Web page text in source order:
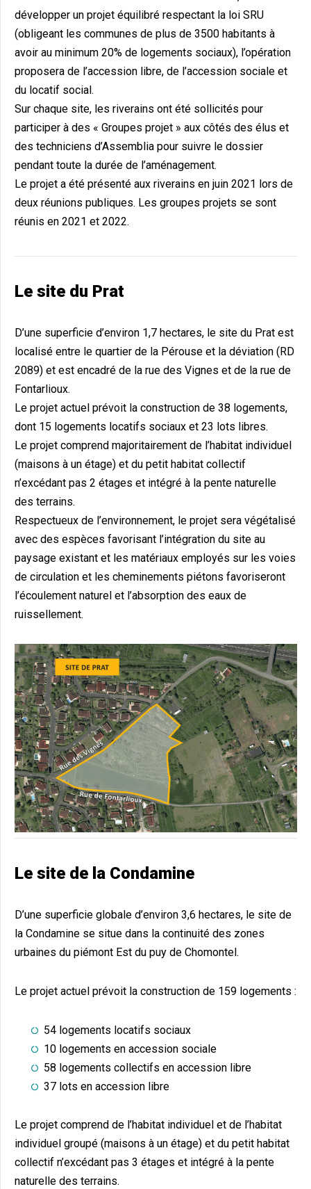
développer un projet équilibré respectant la loi SRU
(obligeant les communes de plus de 3500 habitants à
avoir au minimum 20% de logements sociaux), l’opération
proposera de l’accession libre, de l’accession sociale et
du locatif social.
Sur chaque site, les riverains ont été sollicités pour
participer à des « Groupes projet » aux côtés des élus et
des techniciens d’Assemblia pour suivre le dossier
pendant toute la durée de l’aménagement.
Le projet a été présenté aux riverains en juin 2021 lors de
deux réunions publiques. Les groupes projets se sont
réunis en 2021 et 2022.
Le site du Prat
D’une superficie d’environ 1,7 hectares, le site du Prat est
localisé entre le quartier de la Pérouse et la déviation (RD
2089) et est encadré de la rue des Vignes et de la rue de
Fontarlioux.
Le projet actuel prévoit la construction de 38 logements,
dont 15 logements locatifs sociaux et 23 lots libres.
Le projet comprend majoritairement de l’habitat individuel
(maisons à un étage) et du petit habitat collectif
n’excédant pas 2 étages et intégré à la pente naturelle
des terrains.
Respectueux de l’environnement, le projet sera végétalisé
avec des espèces favorisant l’intégration du site au
paysage existant et les matériaux employés sur les voies
de circulation et les cheminements piétons favoriseront
l’écoulement naturel et l’absorption des eaux de
ruissellement.
Le site de la Condamine
D’une superficie globale d’environ 3,6 hectares, le site de
la Condamine se situe dans la continuité des zones
urbaines du piémont Est du puy de Chomontel.
Le projet actuel prévoit la construction de 159 logements :
54 logements locatifs sociaux
10 logements en accession sociale
58 logements collectifs en accession libre
37 lots en accession libre
Le projet comprend de l’habitat individuel et de l’habitat
individuel groupé (maisons à un étage) et du petit habitat
collectif n’excédant pas 3 étages et intégré à la pente
naturelle des terrains.